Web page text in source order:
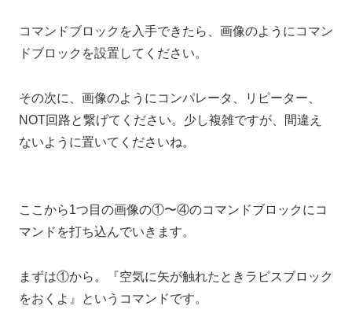
コマンドブロックを入手できたら、画像のようにコマン
ドブロックを設置してください。
その次に、画像のようにコンパレータ、リピーター、
NOT回路と繋げてください。少し複雑ですが、間違え
ないように置いてくださいね。
ここから1つ目の画像の①〜④のコマンドブロックにコ
マンドを打ち込んでいきます。
まずは①から。『空気に矢が触れたときラピスブロック
をおくよ』というコマンドです。